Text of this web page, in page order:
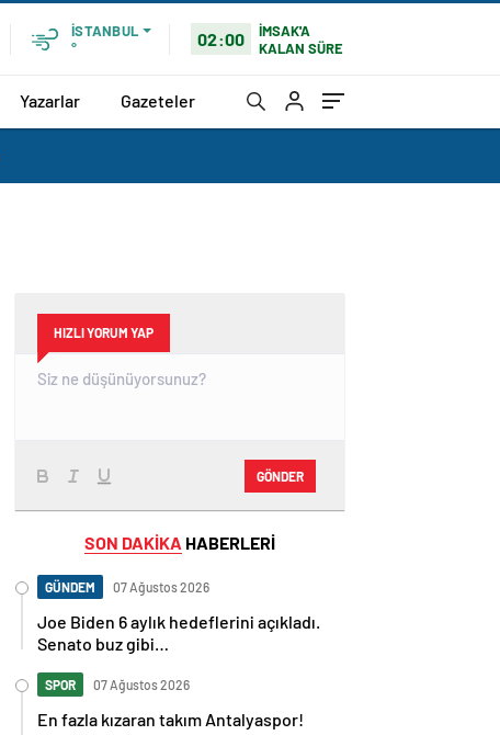
İSTANBUL
°
02:00
İMSAK'A
KALAN SÜRE
Yazarlar Gazeteler
HIZLI YORUM YAP
GÖNDER
SON DAKİKA HABERLERİ
GÜNDEM 07 Ağustos 2026
Joe Biden 6 aylık hedeflerini açıkladı.
Senato buz gibi…
SPOR 07 Ağustos 2026
En fazla kızaran takım Antalyaspor!